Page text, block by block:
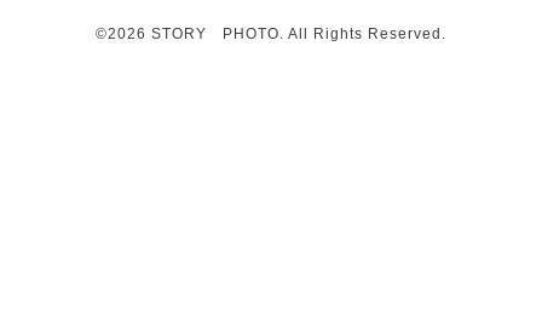
©2026 STORY PHOTO. All Rights Reserved.